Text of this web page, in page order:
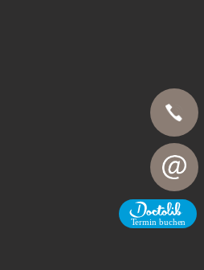
Telefon
E-Mail